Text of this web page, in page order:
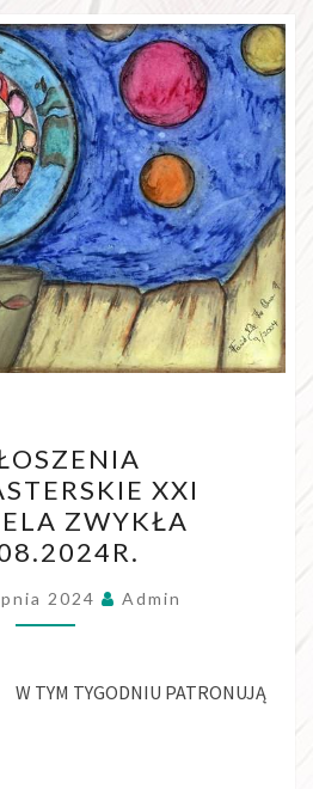
DUSZPASTERSKIE
XXI
NIEDZIELA
ZWYKŁA
25.08.2024R.
XXI
ZWYKŁA
2024 Admin
PATRONUJĄ